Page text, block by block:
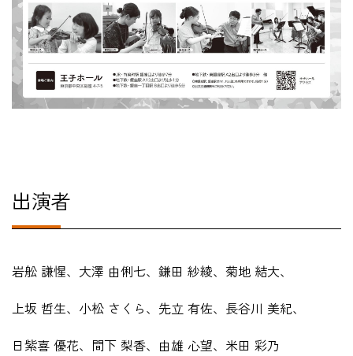
出演者
岩舩 謙惺、大澤 由俐七、 鎌田 紗綾、 菊地 結大、
上坂 哲生、 小松 さくら、 先立 有佐、 長谷川 美紀、
日紫喜 優花、 間下 梨香、 由雄 心望、米田 彩乃